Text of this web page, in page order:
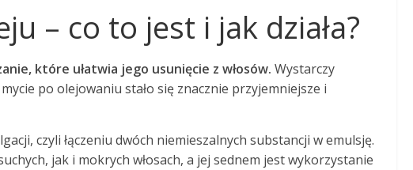
– co to jest i jak działa?
które ułatwia jego usunięcie z włosów. Wystarczy
po olejowaniu stało się znacznie przyjemniejsze i
czyli łączeniu dwóch niemieszalnych substancji w emulsję.
jak i mokrych włosach, a jej sednem jest wykorzystanie